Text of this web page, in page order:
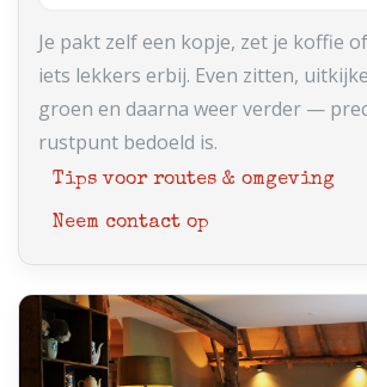
Je pakt zelf een kopje, zet je koffie
iets lekkers erbij. Even zitten,
groen en daarna weer verder —
rustpunt bedoeld is.
Tips voor routes & omgeving
Neem contact op